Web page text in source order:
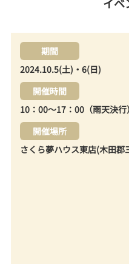
期間
2024.10.5(土)・6(日)
開催時間
10：00～17：00（雨天決行）
開催場所
さくら夢ハウス東店(木田郡